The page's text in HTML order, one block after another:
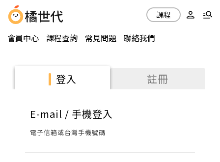
會員中心 課程查詢 常見問題 聯絡我們
課程
登入 註冊
E-mail / 手機登入
電子信箱或台灣手機號碼